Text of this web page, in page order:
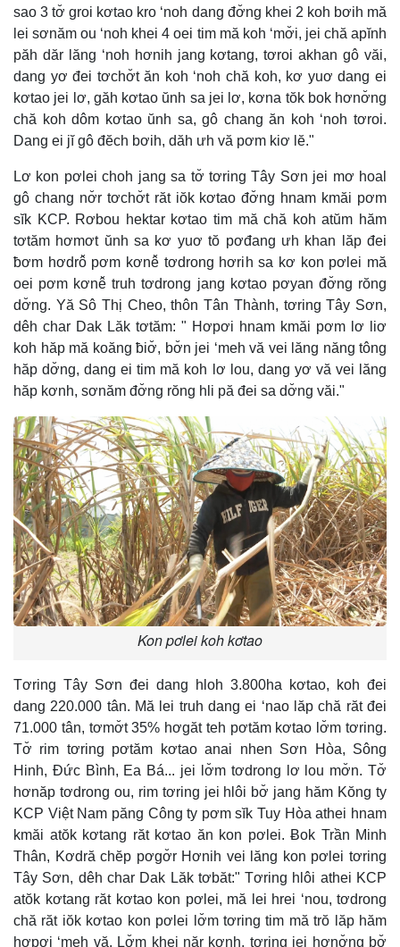
sao 3 tơ̆ groi kơtao kro ‘noh dang đơ̆ng khei 2 koh bơih mă
lei sơnăm ou ‘noh khei 4 oei tim mă koh ‘mơ̆i, jei chă apĭnh
păh dăr lăng ‘noh hơnih jang kơtang, tơroi akhan gô văi,
dang yơ đei tơchơ̆t ăn koh ‘noh chă koh, kơ yuơ dang ei
kơtao jei lơ, găh kơtao ŭnh sa jei lơ, kơna tŏk bok hơnơ̆ng
chă koh dôm kơtao ŭnh sa, gô chang ăn koh ‘noh tơroi.
Dang ei jĭ gô đĕch bơih, dăh ưh vă pơm kiơ lĕ."
Lơ kon pơlei choh jang sa tơ̆ tơring Tây Sơn jei mơ hoal
gô chang nơ̆r tơchơ̆t răt iŏk kơtao đơ̆ng hnam kmăi pơm
sĭk KCP. Rơbou hektar kơtao tim mă chă koh atŭm hăm
tơtăm hơmơt ŭnh sa kơ yuơ tŏ pơđang ưh khan lăp đei
ƀơm hơdrô̆ pơm kơnê̆ tơdrong hơrih sa kơ kon pơlei mă
oei pơm kơnê̆ truh tơdrong jang kơtao pơyan đơ̆ng rŏng
dơ̆ng. Yă Sô Thị Cheo, thôn Tân Thành, tơring Tây Sơn,
dêh char Dak Lăk tơtăm: " Hơpơi hnam kmăi pơm lơ liơ
koh hăp mă koăng ƀiơ̆, bơ̆n jei ‘meh vă vei lăng năng tông
hăp dơ̆ng, dang ei tim mă koh lơ lou, dang yơ vă vei lăng
hăp kơnh, sơnăm đơ̆ng rŏng hli pă đei sa dơ̆ng văi."
Kon pơlei koh kơtao
Tơring Tây Sơn đei dang hloh 3.800ha kơtao, koh đei
dang 220.000 tân. Mă lei truh dang ei ‘nao lăp chă răt đei
71.000 tân, tơmơ̆t 35% hơgăt teh pơtăm kơtao lơ̆m tơring.
Tơ̆ rim tơring pơtăm kơtao anai nhen Sơn Hòa, Sông
Hinh, Đức Bình, Ea Bá... jei lơ̆m tơdrong lơ lou mơ̆n. Tơ̆
hơnăp tơdrong ou, rim tơring jei hlôi bơ̆ jang hăm Kŏng ty
KCP Việt Nam păng Công ty pơm sĭk Tuy Hòa athei hnam
kmăi atŏk kơtang răt kơtao ăn kon pơlei. Ƀok Trần Minh
Thân, Kơdră chĕp pơgơ̆r Hơnih vei lăng kon pơlei tơring
Tây Sơn, dêh char Dak Lăk tơbăt:" Tơring hlôi athei KCP
atŏk kơtang răt kơtao kon pơlei, mă lei hrei ‘nou, tơdrong
chă răt iŏk kơtao kon pơlei lơ̆m tơring tim mă trŏ lăp hăm
hơpơi ‘meh vă. Lơ̆m khei năr kơnh, tơring jei hơnơ̆ng bơ̆